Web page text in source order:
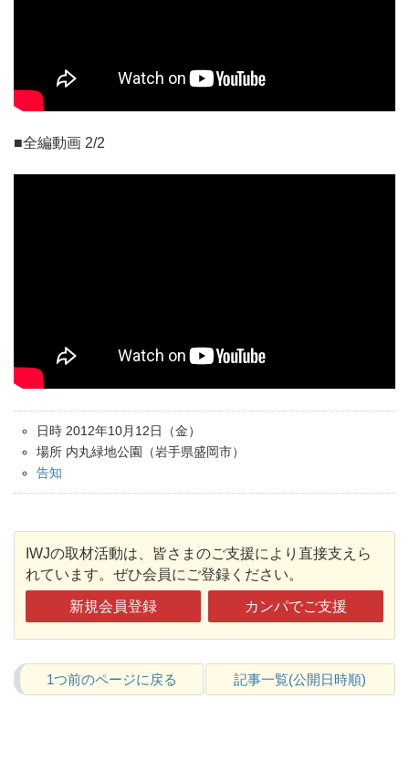
■全編動画 2/2
日時 2012年10月12日（金）
場所 内丸緑地公園（岩手県盛岡市）
告知
IWJの取材活動は、皆さまのご支援により直接支えら
れています。ぜひ会員にご登録ください。
新規会員登録 カンパでご支援
1つ前のページに戻る 記事一覧(公開日時順)